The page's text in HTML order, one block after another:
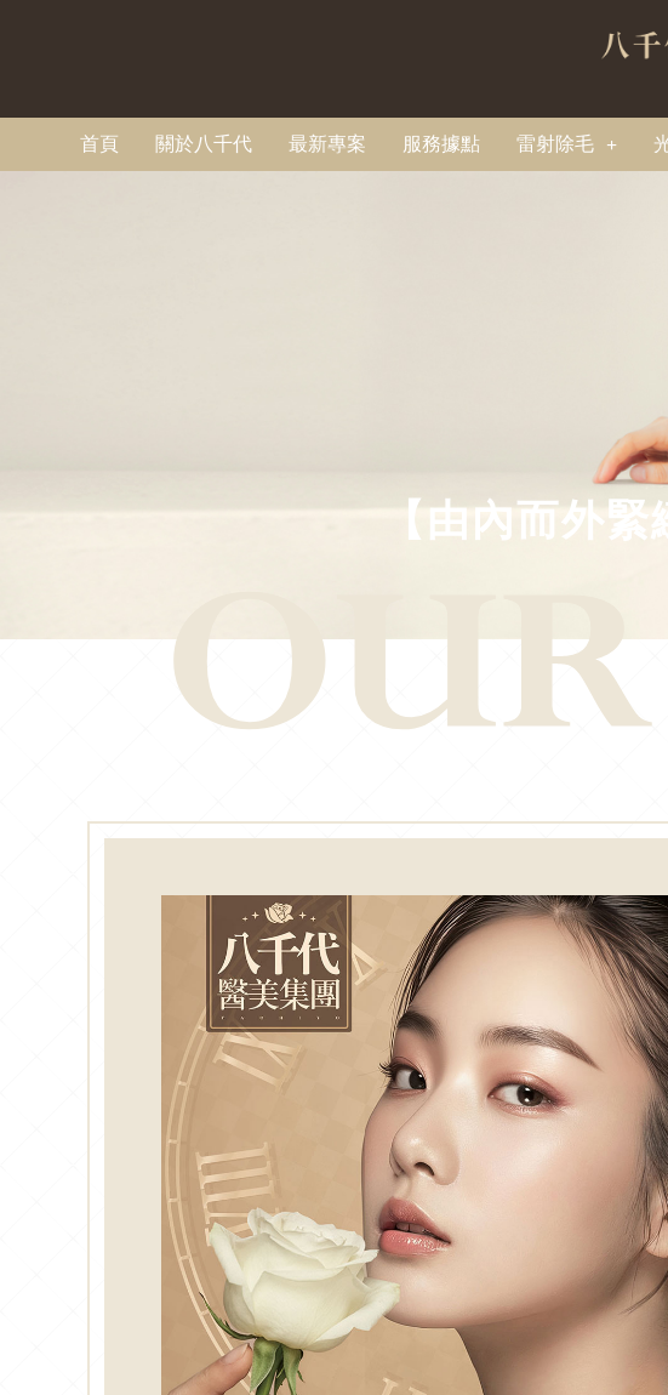
首頁 關於八千代 最新專案 服務據點 雷射除毛
【由內而外